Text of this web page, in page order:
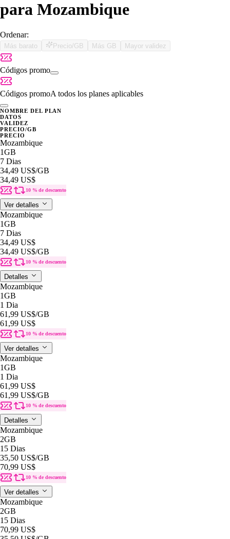
para Mozambique
Ordenar:
Más barato Precio/GB Más GB Mayor validez
Códigos promo
Códigos promoA todos los planes aplicables
NOMBRE DEL PLAN
DATOS
VALIDEZ
PRECIO/GB
PRECIO
Mozambique
1GB
7 Dias
34,49 US$/GB
34,49 US$
10 % de descuento
Ver detalles
Mozambique
1GB
7 Dias
34,49 US$
34,49 US$/GB
10 % de descuento
Detalles
Mozambique
1GB
1 Dia
61,99 US$/GB
61,99 US$
10 % de descuento
Ver detalles
Mozambique
1GB
1 Dia
61,99 US$
61,99 US$/GB
10 % de descuento
Detalles
Mozambique
2GB
15 Dias
35,50 US$/GB
70,99 US$
10 % de descuento
Ver detalles
Mozambique
2GB
15 Dias
70,99 US$